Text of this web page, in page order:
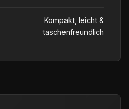
Kompakt, leicht &
taschenfreundlich